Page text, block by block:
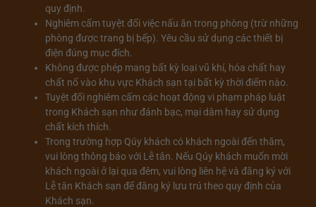
quy định.
Nghiêm cấm tuyệt đối việc nấu ăn trong phòng (trừ những
phòng được trang bị bếp). Yêu cầu sử dụng các thiết bị
điện đúng mục đích.
Không được phép mang bất kỳ loại vũ khí, hóa chất hay
chất nổ vào khu vực Khách sạn tại bất kỳ thời điểm nào.
Tuyệt đối nghiêm cấm các hoạt động vi phạm pháp luật
trong Khách sạn như đánh bạc, mại dâm hay sử dụng
chất kích thích.
Trong trường hợp Qúy khách có khách ngoài đến thăm,
vui lòng thông báo với Lễ tân. Nếu Qúy khách muốn mời
khách ngoài ở lại qua đêm, vui lòng liên hệ và đăng ký với
Lễ tân Khách sạn để đăng ký lưu trú theo quy định của
Khách sạn.